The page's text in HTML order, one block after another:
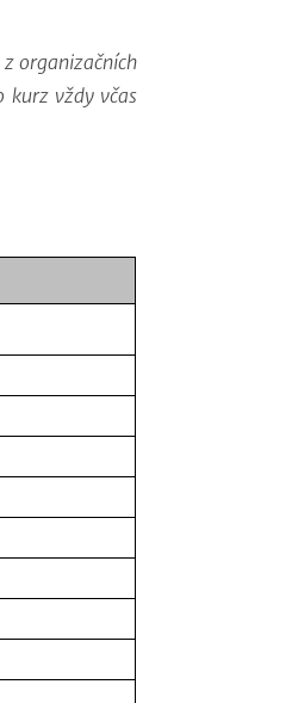
organizačních
kurz vždy včas